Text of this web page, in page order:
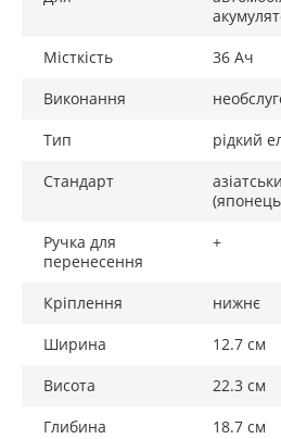
Автовиробників);
- зручна ручка для
- якість виробників ОЕМ;
- Порівняно із звичайною
Місткість
36 Ач
Виконання
Тип
рідкий
Стандарт
Ручка для
перенесення
+
Кріплення
нижнє
Ширина
12.7 см
Висота
22.3 см
Глибина
18.7 см